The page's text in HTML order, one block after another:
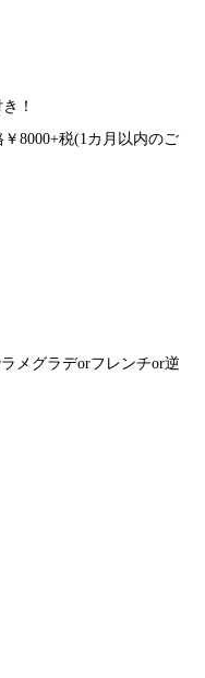
！
8000+税(1カ月以内のご
メグラデorフレンチor逆